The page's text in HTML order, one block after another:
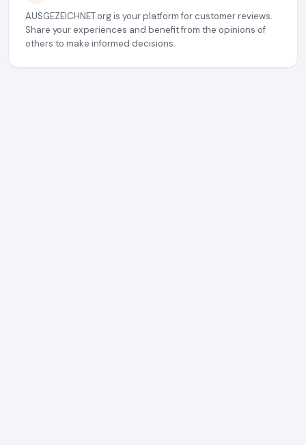
AUSGEZEICHNET.org is your platform for customer reviews.
Share your experiences and benefit from the opinions of
others to make informed decisions.